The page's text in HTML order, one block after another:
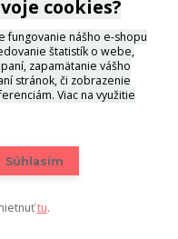
a Prevádzkovateľom E-
nadobúdajú
zmluvy a voči
Registráciu.
aj Kúpna zmluva, sa
cookies?
fungovanie nášho e-shopu
štatistík o webe,
zapamätanie vášho
stránok, či zobrazenie
Viac na využitie
Súhlasím
tu.